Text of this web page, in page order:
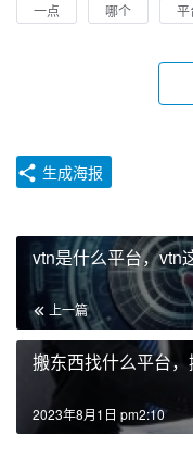
一点 哪个 平
生成海报
vtn是什么平台，vtn
上一篇
搬东西找什么平台
2023年8月1日 pm2:10